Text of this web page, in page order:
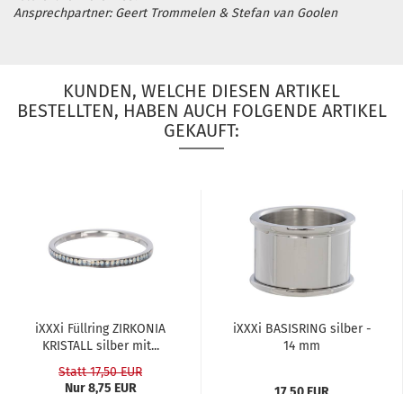
Ansprechpartner: Geert Trommelen & Stefan van Goolen
KUNDEN, WELCHE DIESEN ARTIKEL
BESTELLTEN, HABEN AUCH FOLGENDE ARTIKEL
GEKAUFT:
iXXXi Füll­ring ZIR­KO­NIA
KRIS­TALL sil­ber mit...
Statt 17,50 EUR
Nur 8,75 EUR
iXXXi BA­SIS­RING sil­ber -
14 mm